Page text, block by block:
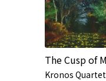
Kronos Quartet